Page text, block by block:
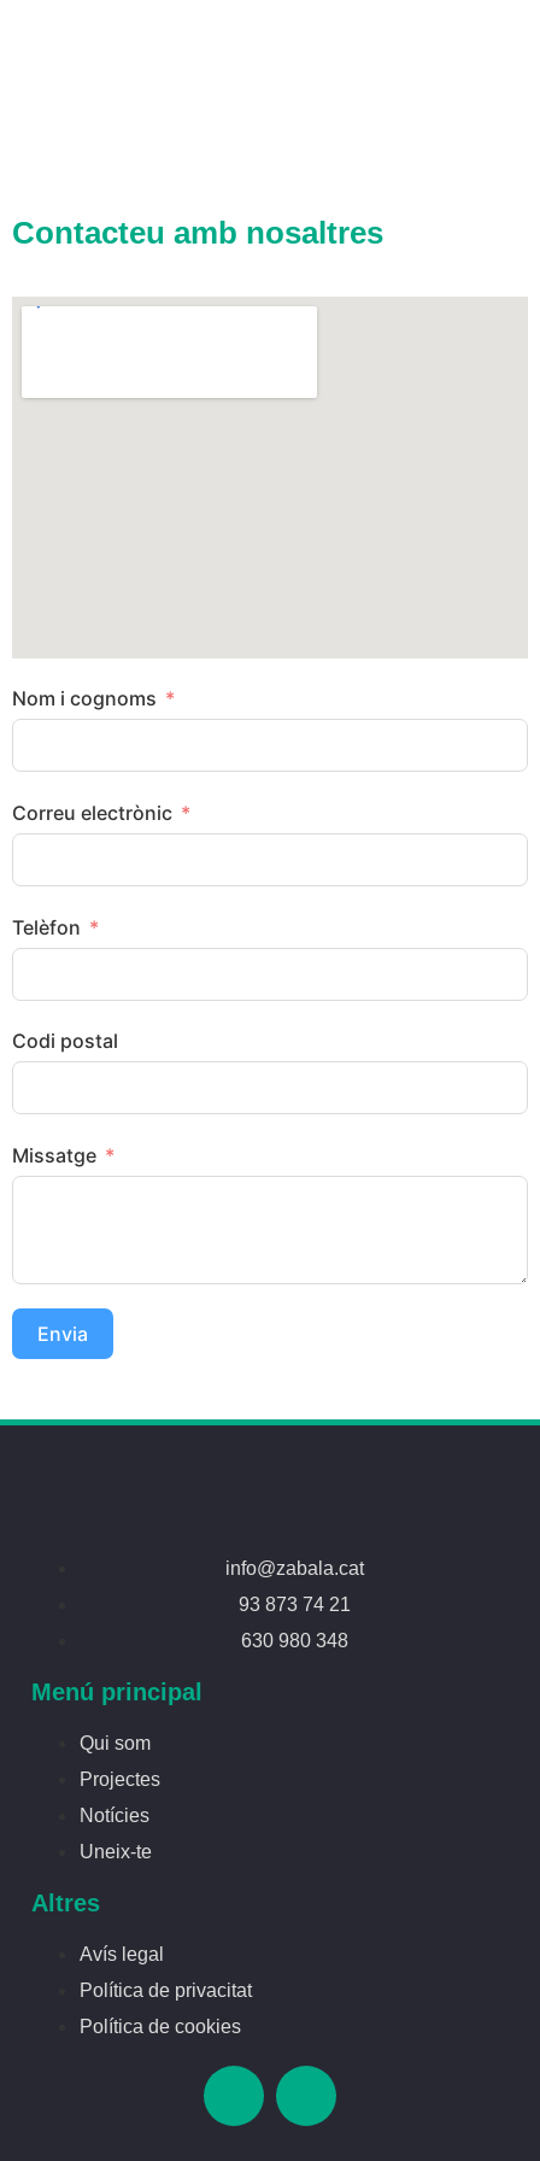
Contacteu amb nosaltres
Nom i cognoms
Correu electrònic
Telèfon
Codi postal
Missatge
Envia
info@zabala.cat
93 873 74 21
630 980 348
Menú principal
Qui som
Projectes
Notícies
Uneix-te
Altres
Avís legal
Política de privacitat
Política de cookies